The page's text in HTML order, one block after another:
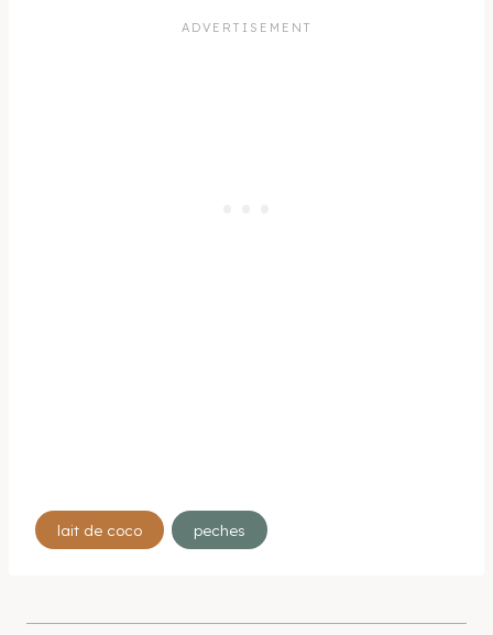
Étiquettes
de
publication :
lait de coco peches